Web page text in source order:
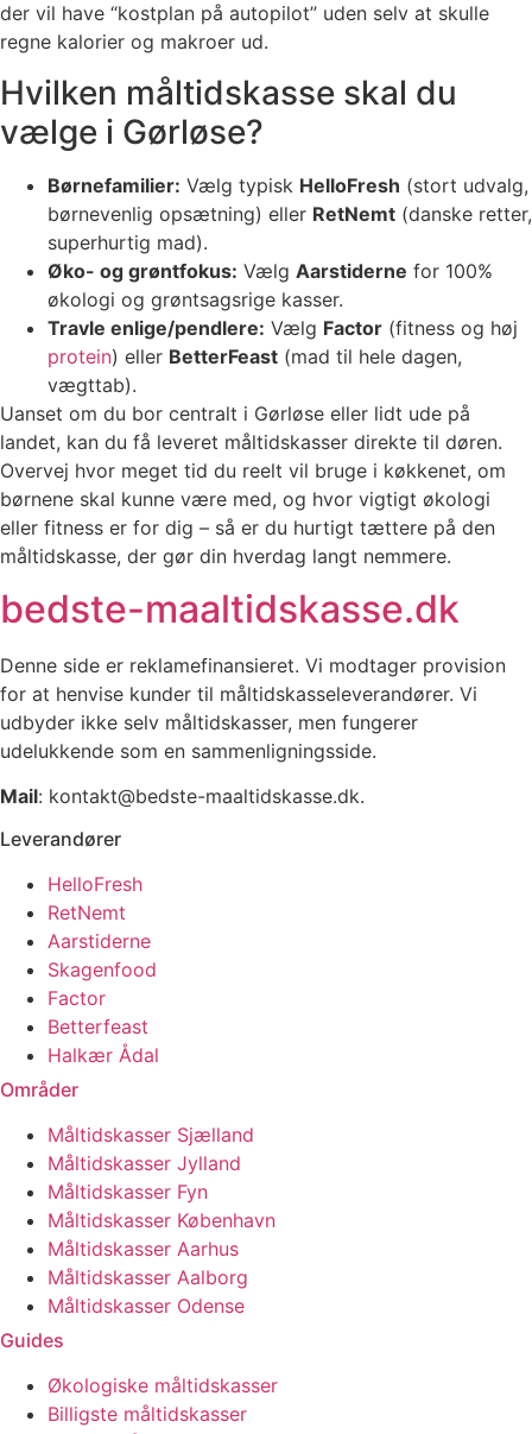
der vil have “kostplan på autopilot” uden selv at skulle
regne kalorier og makroer ud.
Hvilken måltidskasse skal du
vælge i Gørløse?
Børnefamilier: Vælg typisk HelloFresh (stort udvalg,
børnevenlig opsætning) eller RetNemt (danske retter,
superhurtig mad).
Øko- og grøntfokus: Vælg Aarstiderne for 100%
økologi og grøntsagsrige kasser.
Travle enlige/pendlere: Vælg Factor (fitness og høj
protein) eller BetterFeast (mad til hele dagen,
vægttab).
Uanset om du bor centralt i Gørløse eller lidt ude på
landet, kan du få leveret måltidskasser direkte til døren.
Overvej hvor meget tid du reelt vil bruge i køkkenet, om
børnene skal kunne være med, og hvor vigtigt økologi
eller fitness er for dig – så er du hurtigt tættere på den
måltidskasse, der gør din hverdag langt nemmere.
bedste-maaltidskasse.dk
Denne side er reklamefinansieret. Vi modtager provision
for at henvise kunder til måltidskasseleverandører. Vi
udbyder ikke selv måltidskasser, men fungerer
udelukkende som en sammenligningsside.
Mail: kontakt@bedste-maaltidskasse.dk.
Leverandører
HelloFresh
RetNemt
Aarstiderne
Skagenfood
Factor
Betterfeast
Halkær Ådal
Områder
Måltidskasser Sjælland
Måltidskasser Jylland
Måltidskasser Fyn
Måltidskasser København
Måltidskasser Aarhus
Måltidskasser Aalborg
Måltidskasser Odense
Guides
Økologiske måltidskasser
Billigste måltidskasser